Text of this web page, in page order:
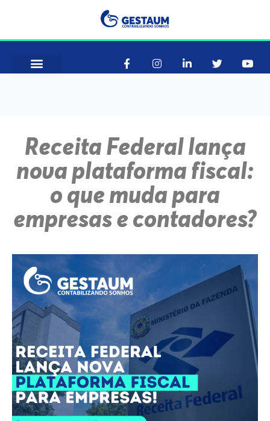
Receita Federal lança
nova plataforma fiscal:
o que muda para
empresas e contadores?